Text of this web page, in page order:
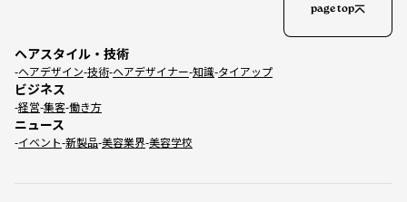
ヘアスタイル・技術
ヘアデザイン 技術 ヘアデザイナー 知識 タイアップ
ビジネス
経営 集客 働き方
ニュース
イベント 新製品 美容業界 美容学校
page top